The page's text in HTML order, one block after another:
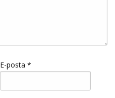
E-posta *